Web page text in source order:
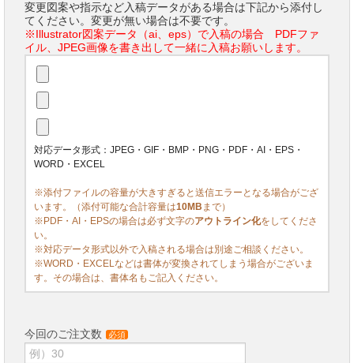
変更図案や指示など入稿データがある場合は下記から添付し
てください。変更が無い場合は不要です。
※Illustrator図案データ（ai、eps）で入稿の場合 PDFファ
イル、JPEG画像を書き出して一緒に入稿お願いします。
対応データ形式：JPEG・GIF・BMP・PNG・PDF・AI・EPS・
WORD・EXCEL
※添付ファイルの容量が大きすぎると送信エラーとなる場合がござ
います。（添付可能な合計容量は10MB まで）
※PDF・AI・EPSの場合は必ず文字のアウトライン化をしてくださ
い。
※対応データ形式以外で入稿される場合は別途ご相談ください。
※WORD・EXCELなどは書体が変換されてしまう場合がございま
す。その場合は、書体名もご記入ください。
今回のご注文数 必須